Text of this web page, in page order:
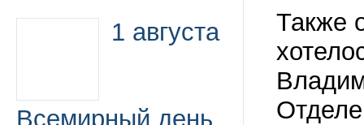
1 августа
Всемирный день
Также